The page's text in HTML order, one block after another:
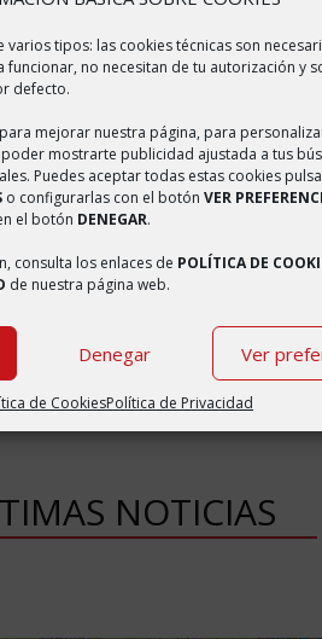
varios tipos: las cookies técnicas son
funcionar, no necesitan de tu autorización y
defecto.
mejorar nuestra página, para
mostrarte publicidad ajustada a tus
Puedes aceptar todas estas cookies
o configurarlas con el botón VER
el botón DENEGAR.
consulta los enlaces de POLÍTICA DE
de nuestra página web.
Denegar Ver
de CookiesPolítica de Privacidad
MUNICIPIO
de Zaragoza, Comunidad Autónoma
nombres a lo largo de su
como Bulbón o Bolbón. En
de Borbuén. Bulbuente
NOTICIAS